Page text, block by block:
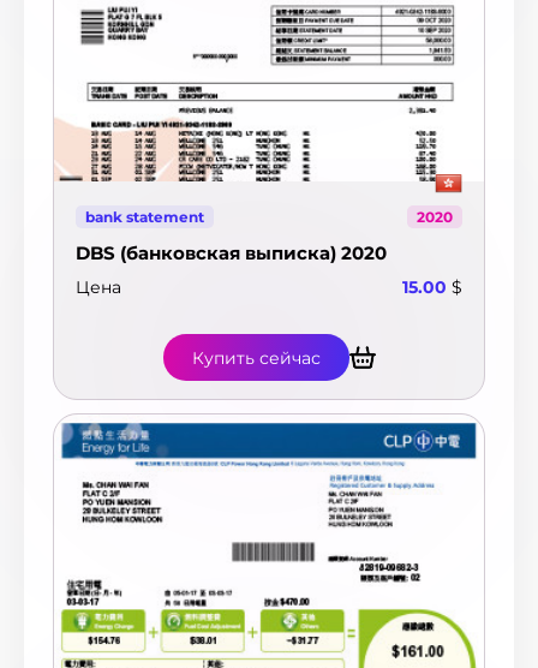
bank statement 2020
DBS (банковская выписка) 2020
Цена 15.00 $
Купить сейчас